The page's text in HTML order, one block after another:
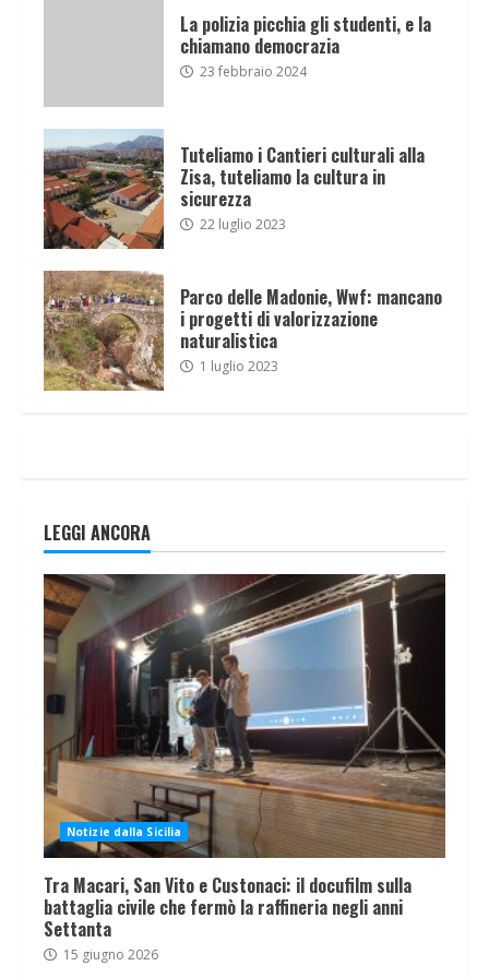
La polizia picchia gli studenti, e la
chiamano democrazia
23 febbraio 2024
Tuteliamo i Cantieri culturali alla
Zisa, tuteliamo la cultura in
sicurezza
22 luglio 2023
Parco delle Madonie, Wwf: mancano
i progetti di valorizzazione
naturalistica
1 luglio 2023
LEGGI ANCORA
Notizie dalla Sicilia
Tra Macari, San Vito e Custonaci: il docufilm sulla
battaglia civile che fermò la raffineria negli anni
Settanta
15 giugno 2026